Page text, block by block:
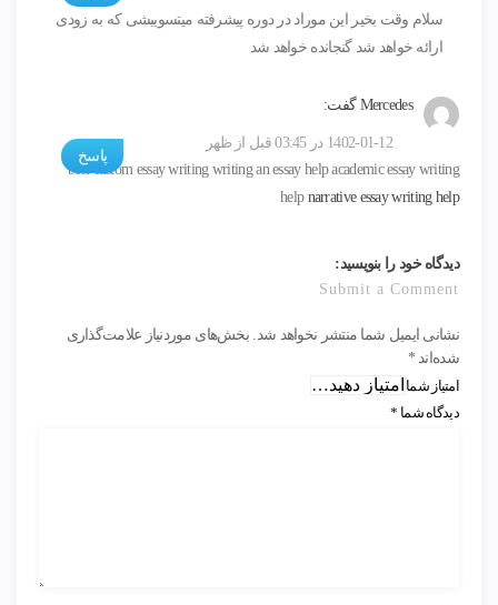
سلام وقت بخیر این موراد در دوره پیشرفته میتسوبیشی که به زودی
ارائه خواهد شد گنجانده خواهد شد
Mercedes گفت:
1402-01-12 در 03:45 قبل از ظهر
best custom essay writing writing an essay help academic essay writing
help narrative essay writing help
پاسخ
دیدگاه خود را بنویسید:
Submit a Comment
نشانی ایمیل شما منتشر نخواهد شد. بخش‌های موردنیاز علامت‌گذاری
شده‌اند*
امتیاز شما
دیدگاه شما *